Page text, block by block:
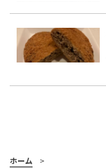
ホーム